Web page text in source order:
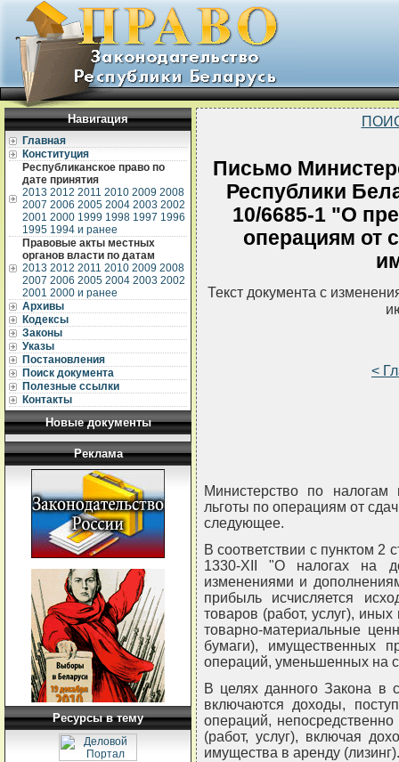
Навигация
Главная
Конституция
Республиканское право по
дате принятия
2013 2012 2011 2010 2009 2008
2007 2006 2005 2004 2003 2002
2001 2000 1999 1998 1997 1996
1995 1994 и ранее
Правовые акты местных
органов власти по датам
2013 2012 2011 2010 2009 2008
2007 2006 2005 2004 2003 2002
2001 2000 и ранее
Архивы
Кодексы
Законы
Указы
Постановления
Поиск документа
Полезные ссылки
Контакты
Новые документы
Реклама
Ресурсы в тему
Письмо
Республики
10/6685-1 "О
операциям от
Текст документа с
<
Министерство по
льготы по операциям от
следующее.
В соответствии с пунктом 2
1330-XII "О налогах на
изменениями и
прибыль исчисляется
товаров (работ, услуг),
товарно-материальные
бумаги), имущественных
операций, уменьшенных на
В целях данного Закона в
включаются доходы,
операций,
(работ, услуг), включая
имущества в аренду (лизинг).